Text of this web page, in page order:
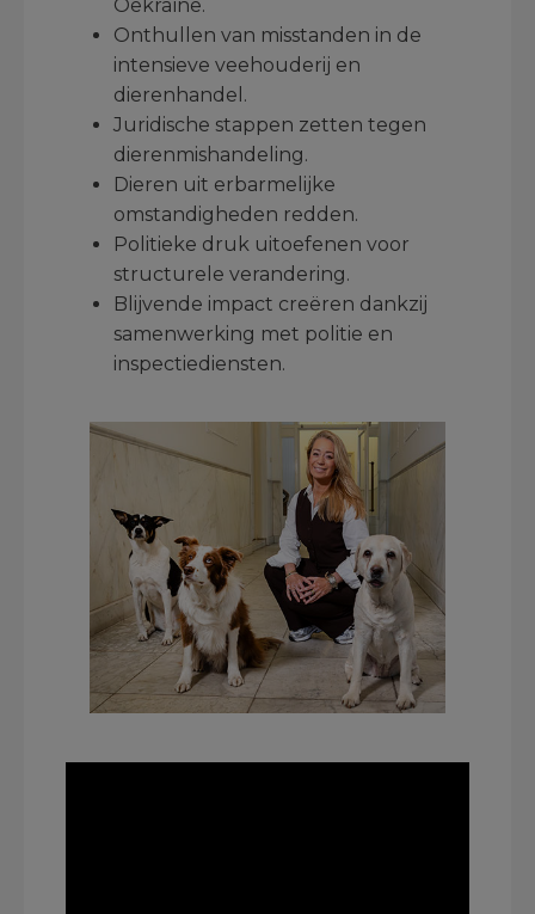
Oekraïne.
Onthullen van misstanden in de
intensieve veehouderij en
dierenhandel.
Juridische stappen zetten tegen
dierenmishandeling.
Dieren uit erbarmelijke
omstandigheden redden.
Politieke druk uitoefenen voor
structurele verandering.
Blijvende impact creëren dankzij
samenwerking met politie en
inspectiediensten.